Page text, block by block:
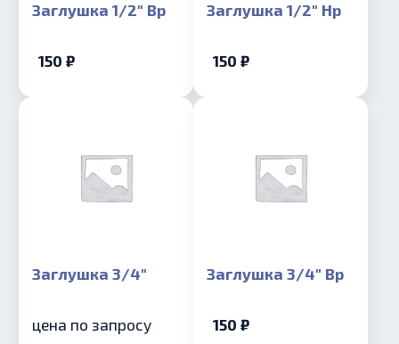
Заглушка 1/2″ Вр
150 ₽
Заглушка 1/2″ Нр
150 ₽
Заглушка 3/4″
цена по запросу
Заглушка 3/4″ Вр
150 ₽